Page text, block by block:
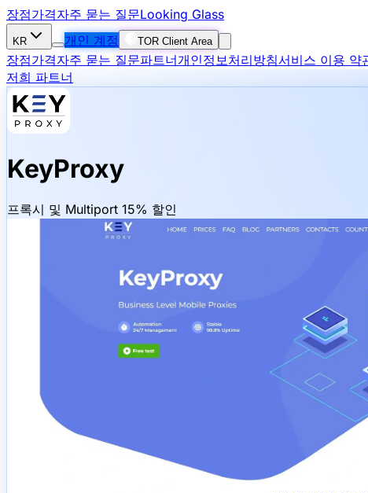
장점가격자주 묻는 질문Looking Glass
KR 개인 계정 TOR Client Area
장점가격자주 묻는 질문파트너개인정보처리방침서비스 이용 약
저희 파트너
KeyProxy
프록시 및 Multiport 15% 할인